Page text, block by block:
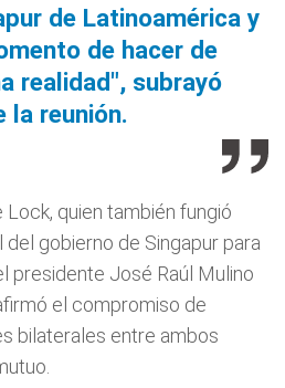
de Latinoamérica y
de hacer de
realidad", subrayó
la reunión.
Lock, quien también fungió
gobierno de Singapur para
presidente José Raúl Mulino
el compromiso de
bilaterales entre ambos